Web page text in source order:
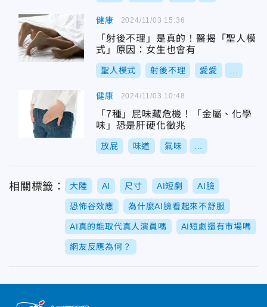
健康
「射後不理」是真的！醫揭「聖人模
式」原因：女生也會有
聖人模式 射後不理 愛愛
2024/11/03 15:36
健康
「7種」屁味藏危機！「金屬、化學
味」恐是肝硬化徵兆
放屁 味道 氣味
2024/11/03 10:48
相關標籤： 大陸 AI 尺寸 AI短劇 AI臉
恐怖谷效應 為什麼AI臉看起來不舒服
AI真的能取代真人演員嗎 AI短劇還有市場嗎
網友反應為何？